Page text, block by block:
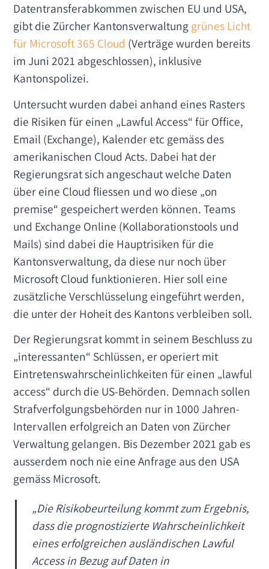
Datentransferabkommen zwischen EU und USA,
gibt die Zürcher Kantonsverwaltunggrünes Licht
für Microsoft 365 Cloud (Verträge wurden bereits
im Juni 2021 abgeschlossen), inklusive
Kantonspolizei.
Untersucht wurden dabei anhand eines Rasters
die Risiken für einen „Lawful Access“ für Office,
Email (Exchange), Kalender etc gemäss des
amerikanischen Cloud Acts. Dabei hat der
Regierungsrat sich angeschaut welche Daten
über eine Cloud fliessen und wo diese „on
premise“ gespeichert werden können. Teams
und Exchange Online (Kollaborationstools und
Mails) sind dabei die Hauptrisiken für die
Kantonsverwaltung, da diese nur noch über
Microsoft Cloud funktionieren. Hier soll eine
zusätzliche Verschlüsselung eingeführt werden,
die unter der Hoheit des Kantons verbleiben soll.
Der Regierungsrat kommt in seinem Beschluss zu
„interessanten“ Schlüssen, er operiert mit
Eintretenswahrscheinlichkeiten für einen „lawful
access“ durch die US-Behörden. Demnach sollen
Strafverfolgungsbehörden nur in 1000 Jahren-
Intervallen erfolgreich an Daten von Zürcher
Verwaltung gelangen. Bis Dezember 2021 gab es
ausserdem noch nie eine Anfrage aus den USA
gemäss Microsoft.
„Die Risikobeurteilung kommt zum Ergebnis,
dass die prognostizierte Wahrscheinlichkeit
eines erfolgreichen ausländischen Lawful
Access in Bezug auf Daten in